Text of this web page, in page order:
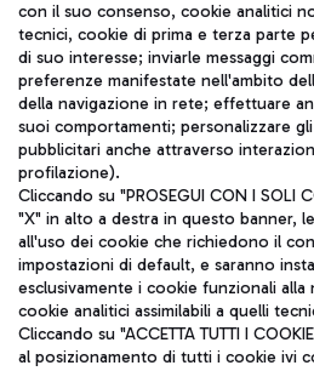
TRAVEL
ITA
Aeroporti di Roma S.p.A. - Società
coordinamento di Mundys S.p.A.
Codice fiscale e Registro delle Imprese
con il suo consenso, cookie analitici
tecnici, cookie di prima e terza parte
di suo interesse; inviarle messaggi
preferenze manifestate nell'ambito
della navigazione in rete; effettuare
suoi comportamenti; personalizzare
pubblicitari anche attraverso
profilazione).
Cliccando su "PROSEGUI CON I SOLI
"X" in alto a destra in questo banner,
all'uso dei cookie che richiedono il
impostazioni di default, e saranno
esclusivamente i cookie funzionali
cookie analitici assimilabili a quelli
Cliccando su "ACCETTA TUTTI I
al posizionamento di tutti i cookie ivi